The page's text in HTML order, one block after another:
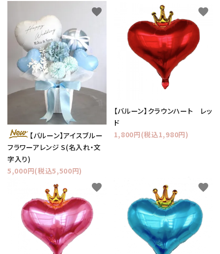
【バルーン】アイスブルー
フラワーアレンジ S(名入れ・文
字入り)
5,000円(税込5,500円)
favorite
【バルーン】クラウンハート レッ
ド
1,800円(税込1,980円)
favorite
favorite favorite